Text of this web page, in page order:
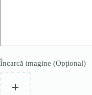
Încarcă imagine (Opțional)